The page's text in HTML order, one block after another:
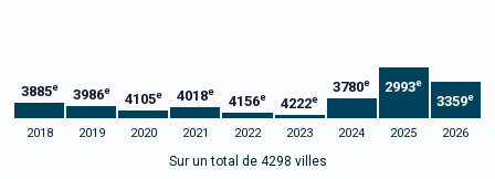
3885e 3986e
4105e 4018e
4156e 4222e
3780e 2993e
3359e
2018 2019 2020 2021 2022 2023 2024 2025 2026
Sur un total de 4298 villes